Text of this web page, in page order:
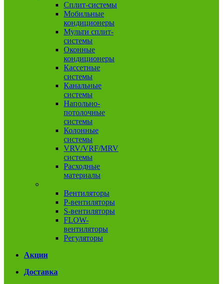
Сплит-системы
Мобильные
кондиционеры
Мульти сплит-
системы
Оконные
кондиционеры
Кассетные
системы
Канальные
системы
Напольно-
потолочные
системы
Колонные
системы
VRV/VRF/MRV
системы
Расходные
материалы
Вентиляторы
P-вентиляторы
S-вентиляторы
FLOW-
вентиляторы
Регуляторы
Акции
Доставка